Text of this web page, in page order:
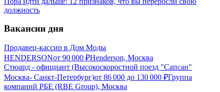
должность
Вакансии дня
Продавец-кассир в Дом Моды
HENDERSONот 90 000 ₽Henderson, Москва
Стюард - официант (Высокоскоростной поезд "Сапсан"
Москва- Санкт-Петербург)от 86 000 до 130 000 ₽Группа
компаний РБЕ (RBE Group), Москва